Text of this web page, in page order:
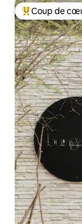
Coups de cœur
Coup de